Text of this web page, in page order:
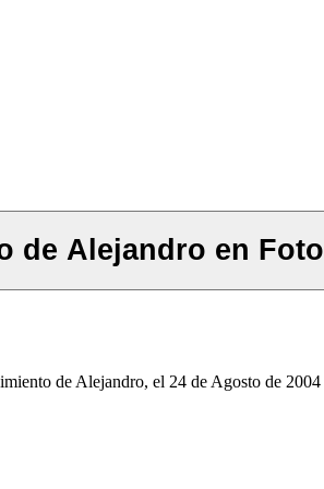
de Alejandro en
de Alejandro, el 24 de Agosto de 2004